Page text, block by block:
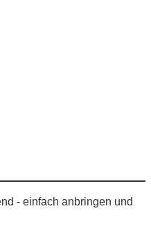
- einfach anbringen und